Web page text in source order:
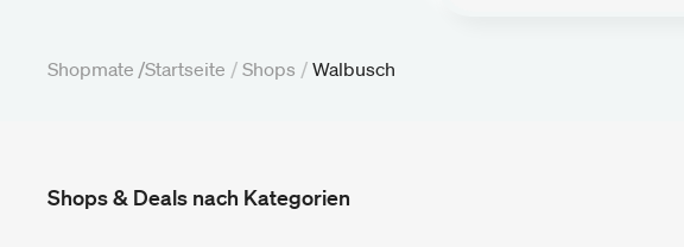
Shopmate /Startseite / Shops / Walbusch
Shops & Deals nach Kategorien